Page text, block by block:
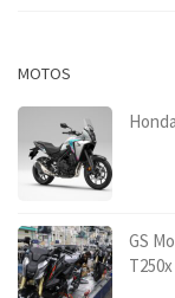
MOTOS
GS